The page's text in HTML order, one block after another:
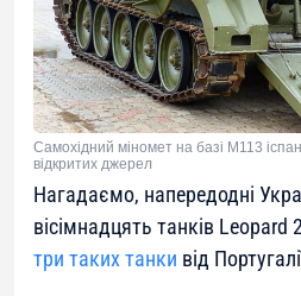
Самохідний міномет на базі М113
відкритих джерел
Нагадаємо, напередодні
вісімнадцять танків Leopard
три таких танки від